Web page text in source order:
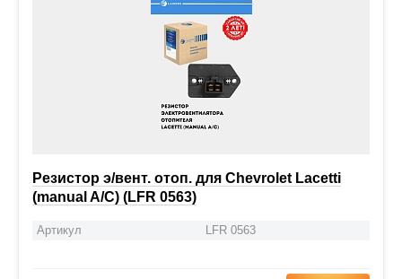
Резистор э/вент. отоп. для Chevrolet Lacetti
(manual A/C) (LFR 0563)
Артикул LFR 0563